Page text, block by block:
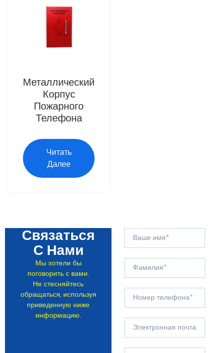
Металлический
Корпус
Пожарного
Телефона
Читать
Далее
Связаться
С Нами
Мы хотели бы
поговорить с вами.
Не стесняйтесь
обращаться, используя
приведенную ниже
информацию.